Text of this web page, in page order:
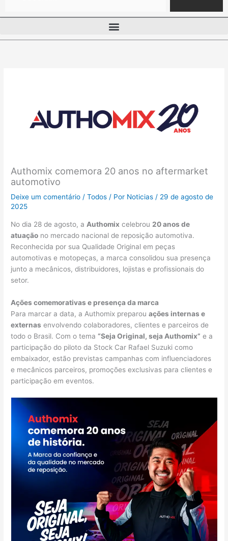
Authomix comemora 20 anos no aftermarket
automotivo
Deixe um comentário /Todos / Por Noticias/ 29 de agosto de
2025
No dia 28 de agosto, a Authomix celebrou 20 anos de
atuação no mercado nacional de reposição automotiva.
Reconhecida por sua Qualidade Original em peças
automotivas e motopeças, a marca consolidou sua presença
junto a mecânicos, distribuidores, lojistas e profissionais do
setor.
Ações comemorativas e presença da marca
Para marcar a data, a Authomix preparouações internas e
externas envolvendo colaboradores, clientes e parceiros de
todo o Brasil. Com o tema“Seja Original, seja Authomix” e a
participação do piloto da Stock Car Rafael Suzuki como
embaixador, estão previstas campanhas com influenciadores
e mecânicos parceiros, promoções exclusivas para clientes e
participação em eventos.